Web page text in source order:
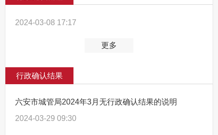
2024-03-08 17:17
更多
行政确认结果
六安市城管局2024年3月无行政确认结果的说明
2024-03-29 09:30